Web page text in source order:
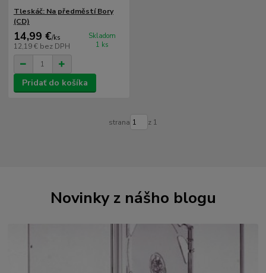
Tleskáč: Na předměstí Bory
(CD)
14,99 €/ks
12,19 € bez DPH
Skladom
1 ks
Pridať do košíka
strana z 1
Novinky z nášho blogu